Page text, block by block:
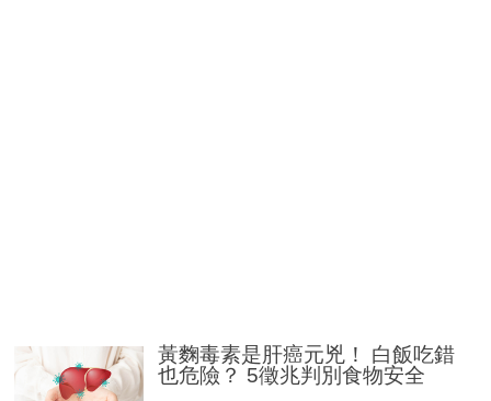
黃麴毒素是肝癌元兇！ 白飯吃錯
也危險？ 5徵兆判別食物安全